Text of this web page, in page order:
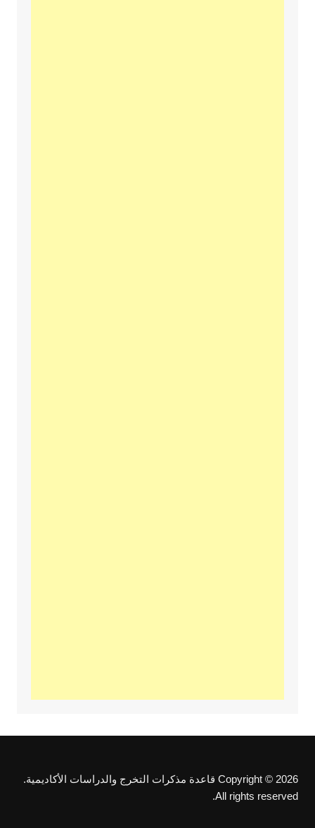
Copyright © 2026 قاعدة مذكرات التخرج والدراسات الأكاديمية.
All rights reserved.